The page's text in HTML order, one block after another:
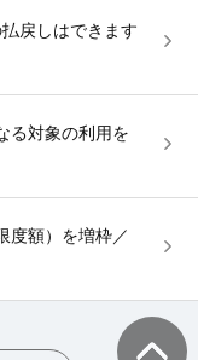
戻しはできます
る対象の利用を
度額）を増枠／